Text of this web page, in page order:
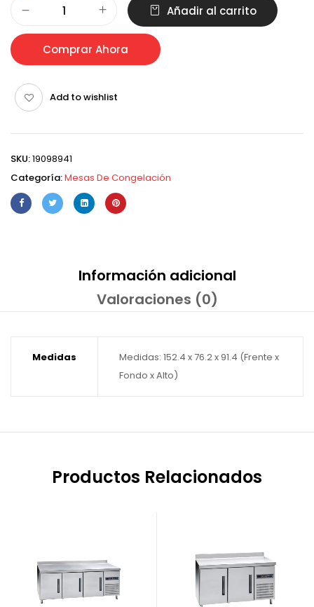
Añadir al carrito
Comprar Ahora
Add to wishlist
SKU:19098941
Categoría:Mesas De Congelación
Información adicional
Valoraciones (0)
Medidas
Medidas: 152.4 x 76.2 x 91.4 (Frente x
Fondo x Alto)
Productos Relacionados